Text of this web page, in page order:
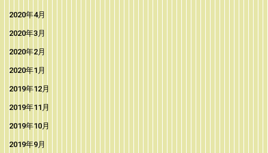
2020年4月
2020年3月
2020年2月
2020年1月
2019年12月
2019年11月
2019年10月
2019年9月